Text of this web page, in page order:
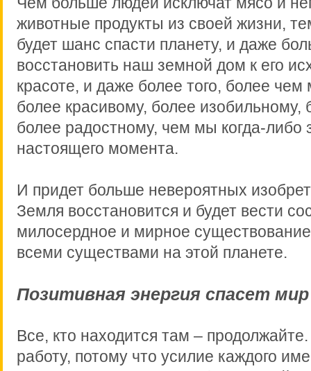
животные продукты из своей жизни,
будет шанс спасти планету, и даже
восстановить наш земной дом к его
красоте, и даже более того, более
более красивому, более изобильному,
более радостному, чем мы когда-либо
настоящего момента.
И придет больше невероятных
Земля восстановится и будет вести
милосердное и мирное
всеми существами на этой планете.
Позитивная энергия спасет мир
Все, кто находится там –
работу, потому что усилие каждого